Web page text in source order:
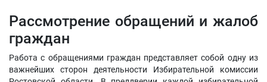
Рассмотрение обращений и жалоб
граждан
Работа с обращениями граждан представляет собой одну из
важнейших сторон деятельности Избирательной комиссии